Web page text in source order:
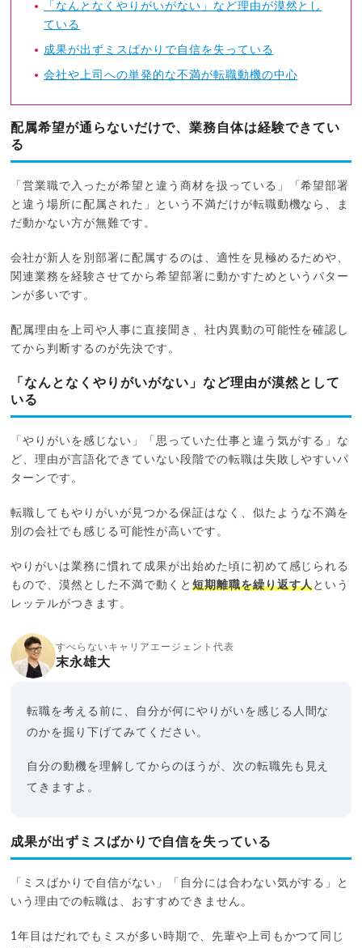
「なんとなくやりがいがない」など理由が漠然とし
ている
成果が出ずミスばかりで自信を失っている
会社や上司への単発的な不満が転職動機の中心
配属希望が通らないだけで、業務自体は経験できてい
る
「営業職で入ったが希望と違う商材を扱っている」「希望部署
と違う場所に配属された」という不満だけが転職動機なら、ま
だ動かない方が無難です。
会社が新人を別部署に配属するのは、適性を見極めるためや、
関連業務を経験させてから希望部署に動かすためというパター
ンが多いです。
配属理由を上司や人事に直接聞き、社内異動の可能性を確認し
てから判断するのが先決です。
「なんとなくやりがいがない」など理由が漠然として
いる
「やりがいを感じない」「思っていた仕事と違う気がする」な
ど、理由が言語化できていない段階での転職は失敗しやすいパ
ターンです。
転職してもやりがいが見つかる保証はなく、似たような不満を
別の会社でも感じる可能性が高いです。
やりがいは業務に慣れて成果が出始めた頃に初めて感じられる
もので、漠然とした不満で動くと 短期離職を繰り返す人という
レッテルがつきます。
すべらないキャリアエージェント代表
末永雄大
転職を考える前に、自分が何にやりがいを感じる人間な
のかを掘り下げてみてください。
自分の動機を理解してからのほうが、次の転職先も見え
てきますよ。
成果が出ずミスばかりで自信を失っている
「ミスばかりで自信がない」「自分には合わない気がする」と
いう理由での転職は、おすすめできません。
1年目はだれでもミスが多い時期で、先輩や上司もかつて同じ